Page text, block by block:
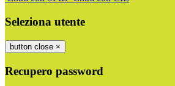
Seleziona utente
button close ×
Recupero password